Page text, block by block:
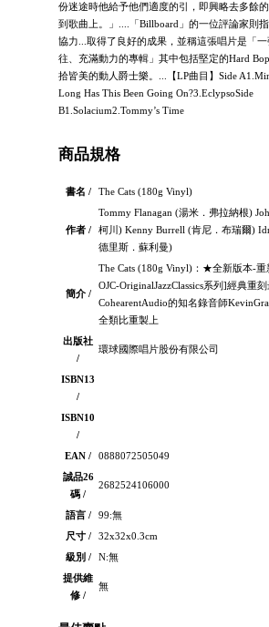
份迷途時他給予他們適度的引，即興略去多餘
到歌曲上。」....「Billboard」的一位評論家則
協力...取得了良好的成果，並稱這張唱片是「
往、充滿動力的專輯」其中包括堅定的Hard
拾皆美的動人爵士樂。...【LP曲目】Side
Long Has This Been Going On?3.EclypsoSide
B1.Solacium2.Tommy’s Time
商品規格
書名 / The Cats (180g Vinyl)
作者 /
Tommy Flanagan (湯米．弗拉納根)
柯川) Kenny Burrell (肯尼．布瑞爾)
德里斯．蘇利曼)
簡介 /
The Cats (180g Vinyl)：★全新版本-
OJC-OriginalJazzClassics系列]經典重
CohearentAudio的知名錄音師
全類比重製上
出版社
/
環球國際唱片股份有限公司
ISBN13
/
ISBN10
/
EAN /
0888072505049
誠品26
碼 /
2682524106000
語言 /
99:無
尺寸 /
32x32x0.3cm
級別 /
N:無
提供維
修 /
無